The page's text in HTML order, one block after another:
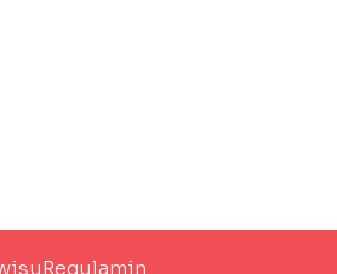
Regulamin